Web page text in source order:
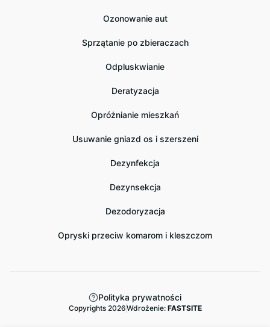
Ozonowanie aut
Sprzątanie po zbieraczach
Odpluskwianie
Deratyzacja
Opróżnianie mieszkań
Usuwanie gniazd os i szerszeni
Dezynfekcja
Dezynsekcja
Dezodoryzacja
Opryski przeciw komarom i kleszczom
Polityka prywatności
Copyrights 2026Wdrożenie: FASTSITE